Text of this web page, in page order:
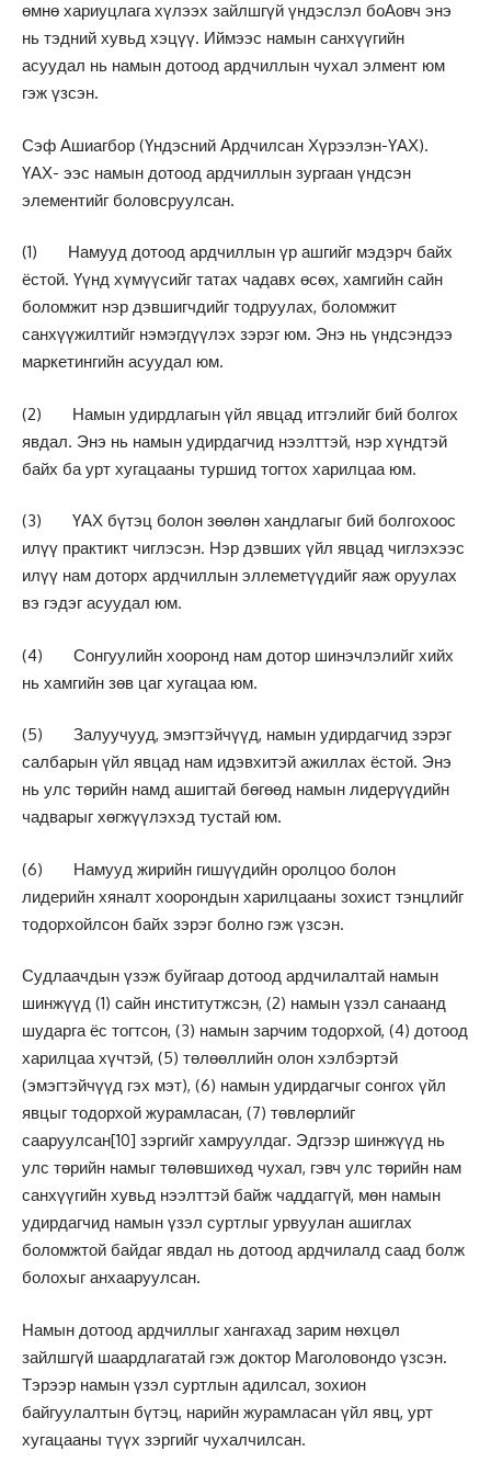
өмнө хариуцлага хүлээх зайлшгүй үндэслэл боАовч энэ
нь тэдний хувьд хэцүү. Иймээс намын санхүүгийн
асуудал нь намын дотоод ардчиллын чухал элмент юм
гэж үзсэн.
Сэф Ашиагбор (Үндэсний Ардчилсан Хүрээлэн-ҮАХ).
ҮАХ- ээс намын дотоод ардчиллын зургаан үндсэн
элементийг боловсруулсан.
(1) Намууд дотоод ардчиллын үр ашгийг мэдэрч байх
ёстой. Үүнд хүмүүсийг татах чадавх өсөх, хамгийн сайн
боломжит нэр дэвшигчдийг тодруулах, боломжит
санхүүжилтийг нэмэгдүүлэх зэрэг юм. Энэ нь үндсэндээ
маркетингийн асуудал юм.
(2) Намын удирдлагын үйл явцад итгэлийг бий болгох
явдал. Энэ нь намын удирдагчид нээлттэй, нэр хүндтэй
байх ба урт хугацааны туршид тогтох харилцаа юм.
(3) ҮАХ бүтэц болон зөөлөн хандлагыг бий болгохоос
илүү практикт чиглэсэн. Нэр дэвших үйл явцад чиглэхээс
илүү нам доторх ардчиллын эллеметүүдийг яаж оруулах
вэ гэдэг асуудал юм.
(4) Сонгуулийн хооронд нам дотор шинэчлэлийг хийх
нь хамгийн зөв цаг хугацаа юм.
(5) Залуучууд, эмэгтэйчүүд, намын удирдагчид зэрэг
салбарын үйл явцад нам идэвхитэй ажиллах ёстой. Энэ
нь улс төрийн намд ашигтай бөгөөд намын лидерүүдийн
чадварыг хөгжүүлэхэд тустай юм.
(6) Намууд жирийн гишүүдийн оролцоо болон
лидерийн хяналт хоорондын харилцааны зохист тэнцлийг
тодорхойлсон байх зэрэг болно гэж үзсэн.
Судлаачдын үзэж буйгаар дотоод ардчилалтай намын
шинжүүд (1) сайн институтжсэн, (2) намын үзэл санаанд
шударга ёс тогтсон, (3) намын зарчим тодорхой, (4) дотоод
харилцаа хүчтэй, (5) төлөөллийн олон хэлбэртэй
(эмэгтэйчүүд гэх мэт), (6) намын удирдагчыг сонгох үйл
явцыг тодорхой журамласан, (7) төвлөрлийг
сааруулсан[10] зэргийг хамруулдаг. Эдгээр шинжүүд нь
улс төрийн намыг төлөвшихөд чухал, гэвч улс төрийн нам
санхүүгийн хувьд нээлттэй байж чаддаггүй, мөн намын
удирдагчид намын үзэл суртлыг урвуулан ашиглах
боломжтой байдаг явдал нь дотоод ардчилалд саад болж
болохыг анхааруулсан.
Намын дотоод ардчиллыг хангахад зарим нөхцөл
зайлшгүй шаардлагатай гэж доктор Маголовондо үзсэн.
Тэрээр намын үзэл суртлын адилсал, зохион
байгуулалтын бүтэц, нарийн журамласан үйл явц, урт
хугацааны түүх зэргийг чухалчилсан.